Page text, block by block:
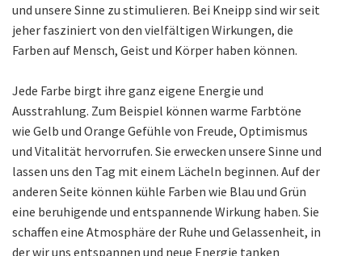
und unsere Sinne zu stimulieren. Bei Kneipp sind wir seit
jeher fasziniert von den vielfältigen Wirkungen, die
Farben auf Mensch, Geist und Körper haben können.
Jede Farbe birgt ihre ganz eigene Energie und
Ausstrahlung. Zum Beispiel können warme Farbtöne
wie Gelb und Orange Gefühle von Freude, Optimismus
und Vitalität hervorrufen. Sie erwecken unsere Sinne und
lassen uns den Tag mit einem Lächeln beginnen. Auf der
anderen Seite können kühle Farben wie Blau und Grün
eine beruhigende und entspannende Wirkung haben. Sie
schaffen eine Atmosphäre der Ruhe und Gelassenheit, in
der wir uns entspannen und neue Energie tanken